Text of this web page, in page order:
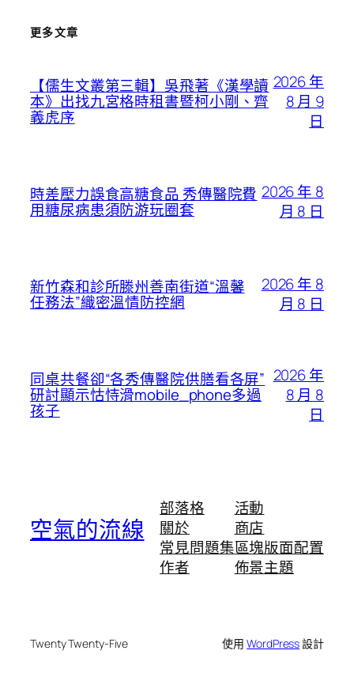
更多文章
【儒生文叢第三輯】吳飛著《漢學讀
本》出找九宮格時租書暨柯小剛、齊
義虎序
2026 年
8 月 9
日
時差壓力誤食高糖食品 秀傳醫院費
用糖尿病患須防游玩圈套
2026 年 8
月 8 日
新竹森和診所滕州善南街道“溫馨
任務法”織密溫情防控網
2026 年 8
月 8 日
同桌共餐卻“各秀傳醫院供膳看各屏”
研討顯示怙恃滑mobile_phone多過
孩子
2026 年
8 月 8
日
空氣的流線
部落格
關於
常見問題集
作者
活動
商店
區塊版面配置
佈景主題
Twenty Twenty-Five 使用WordPress設計